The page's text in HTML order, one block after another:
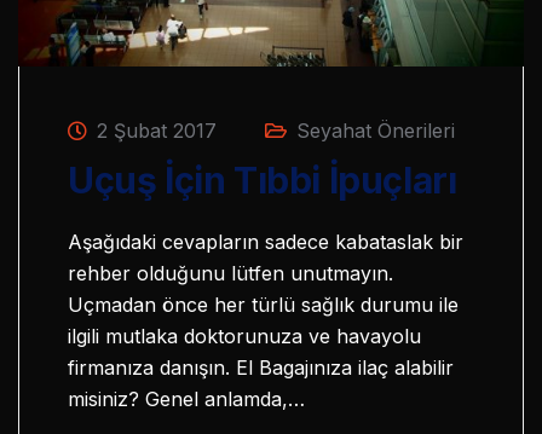
2 Şubat 2017 Seyahat Önerileri
Uçuş İçin Tıbbi İpuçları
Aşağıdaki cevapların sadece kabataslak bir
rehber olduğunu lütfen unutmayın.
Uçmadan önce her türlü sağlık durumu ile
ilgili mutlaka doktorunuza ve havayolu
firmanıza danışın. El Bagajınıza ilaç alabilir
misiniz? Genel anlamda,…